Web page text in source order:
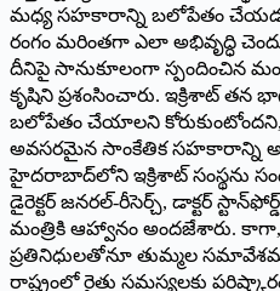
మధ్య సహకారాన్ని బలోపేతం
రంగం మరింతగా ఎలా అభివృద్ధి
దీనిపై సానుకూలంగా స్పందించిన
కృషిని ప్రశంసించారు. ఇక్రిశాట్‌ తన
బలోపేతం చేయాలని కోరుకుంటోందని,
అవసరమైన సాంకేతిక సహకారాన్ని
హైదరాబాద్‌లోని ఇక్రిశాట్‌ సంస్థను
డైరెక్టర్‌ జనరల్‌-రీసెర్చ్‌, డాక్టర్‌
మంత్రికి ఆహ్వానం అందజేశారు.
ప్రతినిధులతోనూ తుమ్మల
రాష్ట్రంలో రైతు సమస్యలకు